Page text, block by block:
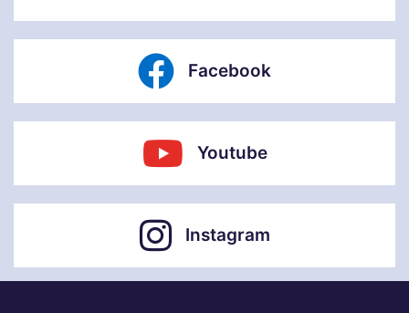
Facebook
Youtube
Instagram